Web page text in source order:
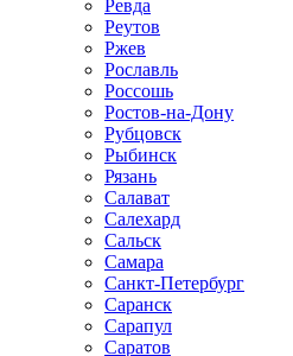
Ревда
Реутов
Ржев
Рославль
Россошь
Ростов-на-Дону
Рубцовск
Рыбинск
Рязань
Салават
Салехард
Сальск
Самара
Санкт-Петербург
Саранск
Сарапул
Саратов